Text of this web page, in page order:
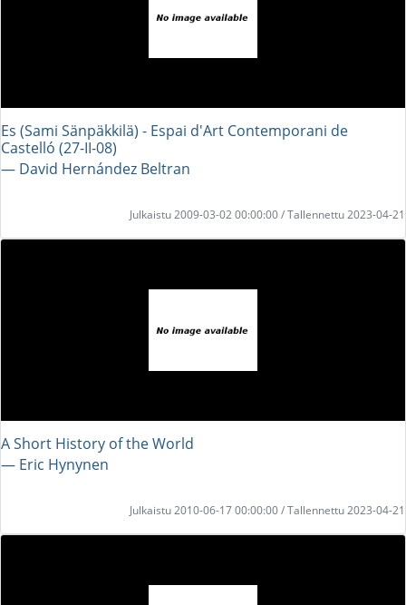
Es (Sami Sänpäkkilä) - Espai d'Art Contemporani de
Castelló (27-II-08)
― David Hernández Beltran
Julkaistu 2009-03-02 00:00:00 / Tallennettu 2023-04-21
A Short History of the World
― Eric Hynynen
Julkaistu 2010-06-17 00:00:00 / Tallennettu 2023-04-21